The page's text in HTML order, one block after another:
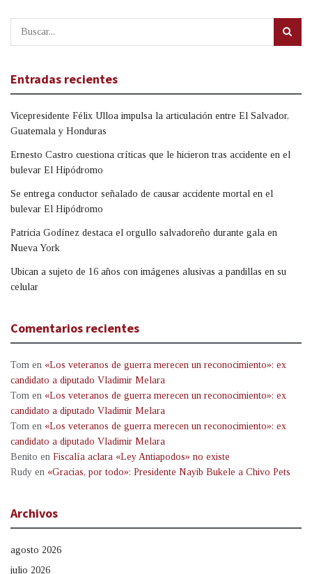
Entradas recientes
Vicepresidente Félix Ulloa impulsa la articulación entre El Salvador,
Guatemala y Honduras
Ernesto Castro cuestiona críticas que le hicieron tras accidente en el
bulevar El Hipódromo
Se entrega conductor señalado de causar accidente mortal en el
bulevar El Hipódromo
Patricia Godínez destaca el orgullo salvadoreño durante gala en
Nueva York
Ubican a sujeto de 16 años con imágenes alusivas a pandillas en su
celular
Comentarios recientes
Tom en «Los veteranos de guerra merecen un reconocimiento»: ex
candidato a diputado Vladimir Melara
Tom en «Los veteranos de guerra merecen un reconocimiento»: ex
candidato a diputado Vladimir Melara
Tom en «Los veteranos de guerra merecen un reconocimiento»: ex
candidato a diputado Vladimir Melara
Benito en Fiscalía aclara «Ley Antiapodos» no existe
Rudy en «Gracias, por todo»: Presidente Nayib Bukele a Chivo Pets
Archivos
agosto 2026
julio 2026